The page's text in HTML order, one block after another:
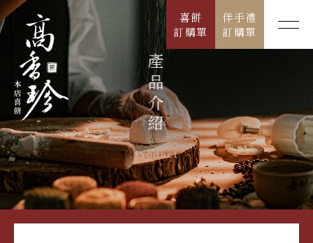
喜餅
訂購單
伴手禮
訂購單
關於我們
最新消息
產品介紹
產品介紹
Product